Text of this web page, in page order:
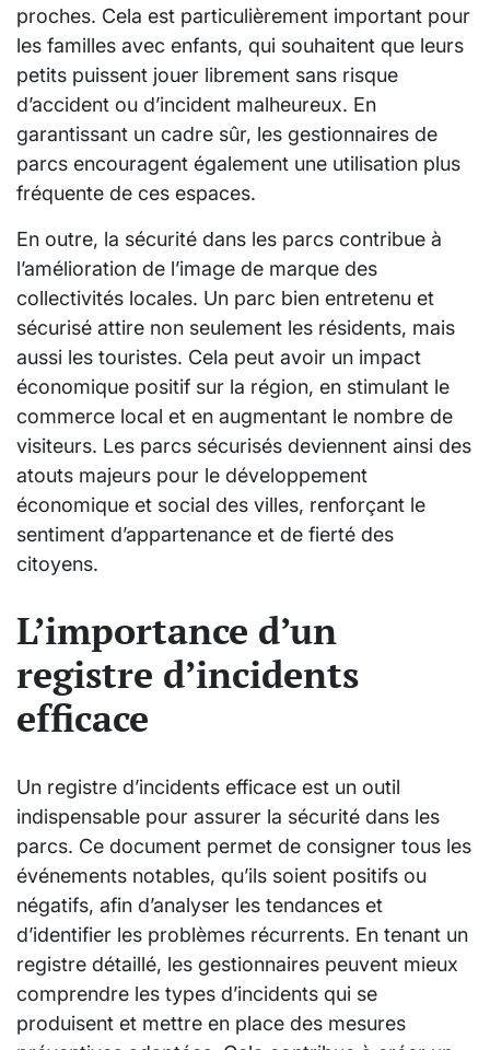
proches. Cela est particulièrement important pour
les familles avec enfants, qui souhaitent que leurs
petits puissent jouer librement sans risque
d’accident ou d’incident malheureux. En
garantissant un cadre sûr, les gestionnaires de
parcs encouragent également une utilisation plus
fréquente de ces espaces.
En outre, la sécurité dans les parcs contribue à
l’amélioration de l’image de marque des
collectivités locales. Un parc bien entretenu et
sécurisé attire non seulement les résidents, mais
aussi les touristes. Cela peut avoir un impact
économique positif sur la région, en stimulant le
commerce local et en augmentant le nombre de
visiteurs. Les parcs sécurisés deviennent ainsi des
atouts majeurs pour le développement
économique et social des villes, renforçant le
sentiment d’appartenance et de fierté des
citoyens.
L’importance d’un
registre d’incidents
efficace
Un registre d’incidents efficace est un outil
indispensable pour assurer la sécurité dans les
parcs. Ce document permet de consigner tous les
événements notables, qu’ils soient positifs ou
négatifs, afin d’analyser les tendances et
d’identifier les problèmes récurrents. En tenant un
registre détaillé, les gestionnaires peuvent mieux
comprendre les types d’incidents qui se
produisent et mettre en place des mesures